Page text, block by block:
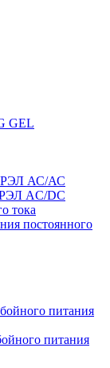
GEL
АС/АС
AC/DC
тока
постоянного
питания
питания